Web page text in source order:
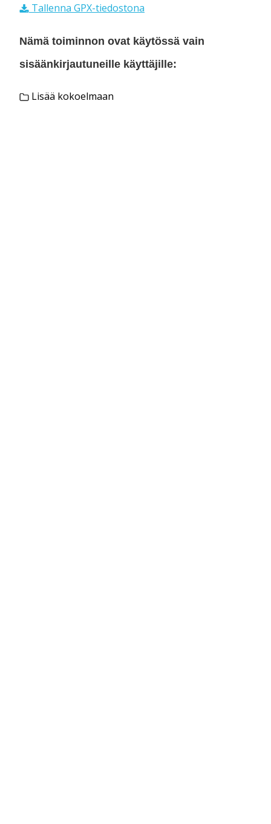
Tallenna GPX-tiedostona
Nämä toiminnon ovat käytössä vain
sisäänkirjautuneille käyttäjille:
Lisää kokoelmaan